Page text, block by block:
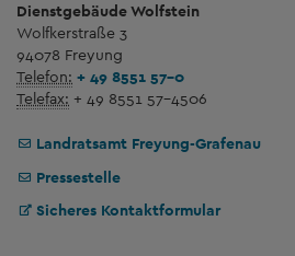
Dienstgebäude Wolfstein
Wolfkerstraße 3
94078 Freyung
Telefon: + 49 8551 57-0
Telefax: + 49 8551 57-4506
Landratsamt Freyung-Grafenau
Pressestelle
Sicheres Kontaktformular